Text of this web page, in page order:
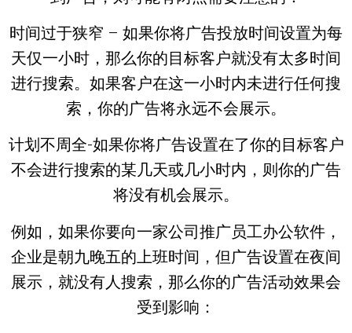
时间过于狭窄 – 如果你将广告投放时间设置为每
天仅一小时，那么你的目标客户就没有太多时间
进行搜索。如果客户在这一小时内未进行任何搜
索，你的广告将永远不会展示。
计划不周全-如果你将广告设置在了你的目标客户
不会进行搜索的某几天或几小时内，则你的广告
将没有机会展示。
例如，如果你要向一家公司推广员工办公软件，
企业是朝九晚五的上班时间，但广告设置在夜间
展示，就没有人搜索，那么你的广告活动效果会
受到影响：